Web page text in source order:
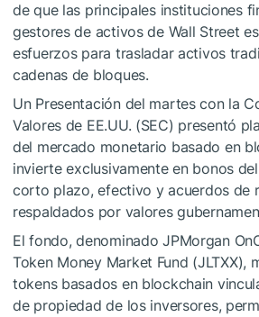
de que las principales instituciones
gestores de activos de Wall Street
esfuerzos para trasladar activos
cadenas de bloques.
Un Presentación del martes con la
Valores de EE.UU. (SEC) presentó
del mercado monetario basado en
invierte exclusivamente en bonos
corto plazo, efectivo y acuerdos de
respaldados por valores
El fondo, denominado JPMorgan
Token Money Market Fund (JLTXX),
tokens basados en blockchain
de propiedad de los inversores,